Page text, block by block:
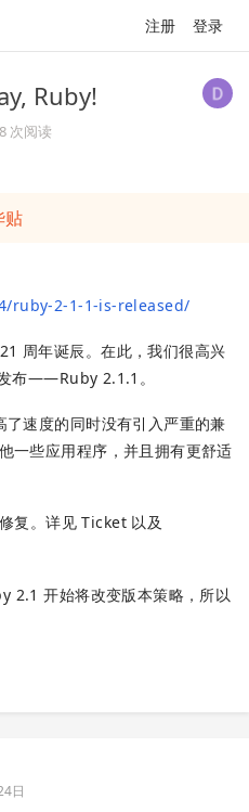
注册 登录
Ruby!
次阅读
贴
ruby-2-1-1-is-released/
周年诞辰。在此，我们很高兴
布——Ruby 2.1.1。
速度的同时没有引入严重的兼
一些应用程序，并且拥有更舒适
复。详见 Ticket 以及
2.1 开始将改变版本策略，所以
日